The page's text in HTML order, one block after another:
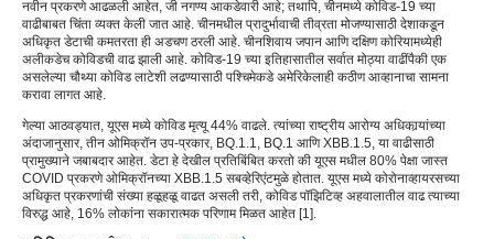
नवीन प्रकरणे आढळली आहेत, जी नगण्य आकडेवारी आहे; तथापि, चीनमध्ये कोविड-19 च्या
वाढीबाबत चिंता व्यक्त केली जात आहे. चीनमधील प्रादुर्भावाची तीव्रता मोजण्यासाठी देशाकडून
अधिकृत डेटाची कमतरता ही अडचण ठरली आहे. चीनशिवाय जपान आणि दक्षिण कोरियामध्येही
अलीकडेच कोविडची वाढ झाली आहे. कोविड-19 च्या इतिहासातील सर्वात मोठ्या वाढींपैकी एक
असलेल्या चौथ्या कोविड लाटेशी लढण्यासाठी पश्चिमेकडे अमेरिकेलाही कठीण आव्हानाचा सामना
करावा लागत आहे.
गेल्या आठवड्यात, यूएस मध्ये कोविड मृत्यू 44% वाढले. त्यांच्या राष्ट्रीय आरोग्य अधिकार्‍यांच्या
अंदाजानुसार, तीन ओमिक्रॉन उप-प्रकार, BQ.1.1, BQ.1 आणि XBB.1.5, या वाढीसाठी
प्रामुख्याने जबाबदार आहेत. डेटा हे देखील प्रतिबिंबित करतो की यूएस मधील 80% पेक्षा जास्त
COVID प्रकरणे ओमिक्रॉनच्या XBB.1.5 सबव्हेरिएंटमुळे होतात. यूएस मध्ये कोरोनाव्हायरसच्या
अधिकृत प्रकरणांची संख्या हळूहळू वाढत असली तरी, कोविड पॉझिटिव्ह अहवालातील वाढ त्याच्या
विरुद्ध आहे, 16% लोकांना सकारात्मक परिणाम मिळत आहेत [1].